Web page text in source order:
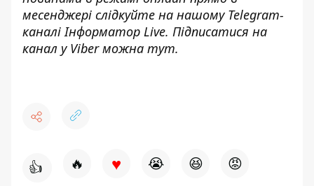
месенджері слідкуйте на нашому Telegram-
каналіІнформатор Live. Підписатися на
канал у Viber можна тут.
👍 🔥 ♥ 😭 😆 😡